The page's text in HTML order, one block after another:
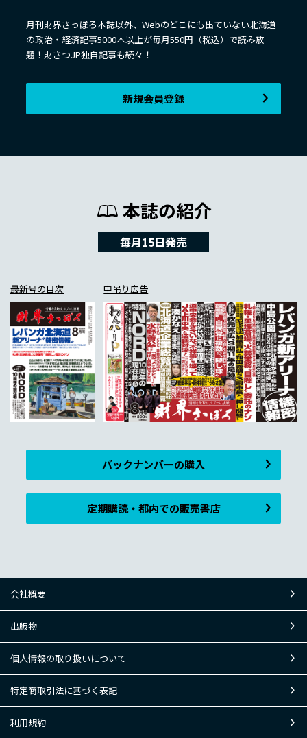
月刊財界さっぽろ本誌以外、Webのどこにも出ていない北海道
の政治・経済記事5000本以上が毎月550円（税込）で読み放
題！財さつJP独自記事も続々！
新規会員登録
本誌の紹介
毎月15日発売
最新号の目次 中吊り広告
バックナンバーの購入
定期購読・都内での販売書店
会社概要
出版物
個人情報の取り扱いについて
特定商取引法に基づく表記
利用規約